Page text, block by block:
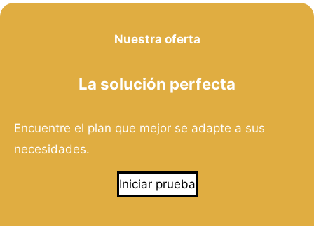
Nuestra oferta
La solución perfecta
Encuentre el plan que mejor se adapte a sus
necesidades.
Iniciar prueba